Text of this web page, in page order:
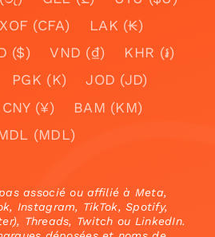
XOF (CFA)
LAK (₭)
($) VND (₫)
KHR (៛)
PGK (K)
JOD (JD)
CNY (¥)
BAM (KM)
(MDL)
pas associé ou affilié à Meta,
Instagram, TikTok, Spotify,
Threads, Twitch ou LinkedIn.